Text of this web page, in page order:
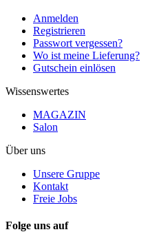
Anmelden
Registrieren
Passwort vergessen?
Wo ist meine Lieferung?
Gutschein einlösen
Wissenswertes
MAGAZIN
Salon
Über uns
Unsere Gruppe
Kontakt
Freie Jobs
Folge uns auf